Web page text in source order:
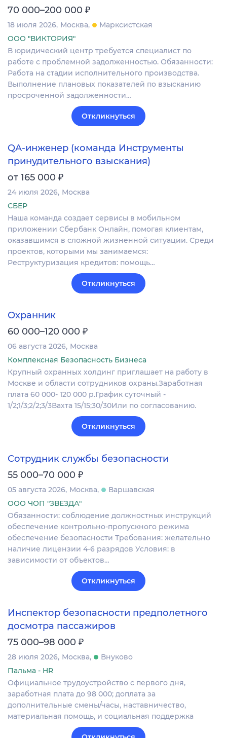
70 000–200 000 ₽
18 июля 2026 Москва
Марксистская
ООО "ВИКТОРИЯ"
В юридический центр требуется специалист по
работе с проблемной задолженностью. Обязанности:
Работа на стадии исполнительного производства.
Выполнение плановых показателей по взысканию
просроченной задолженности…
Откликнуться
QA-инженер (команда Инструменты
принудительного взыскания)
от 165 000 ₽
24 июля 2026 Москва
СБЕР
Наша команда создает сервисы в мобильном
приложении Сбербанк Онлайн, помогая клиентам,
оказавшимся в сложной жизненной ситуации. Среди
проектов, которыми мы занимаемся:
Реструктуризация кредитов: помощь…
Откликнуться
Охранник
60 000–120 000 ₽
06 августа 2026 Москва
Комплексная Безопасность Бизнеса
Крупный охранных холдинг приглашает на работу в
Москве и области сотрудников охраны.Заработная
плата 60 000- 120 000 р.График суточный -
1/2;1/3;2/2;3/3Вахта 15/15;30/30Или по согласованию.
Откликнуться
Сотрудник службы безопасности
55 000–70 000 ₽
05 августа 2026 Москва
Варшавская
ООО ЧОП "ЗВЕЗДА"
Обязанности: соблюдение должностных инструкций
обеспечение контрольно-пропускного режима
обеспечение безопасности Требования: желательно
наличие лицензии 4-6 разрядов Условия: в
зависимости от объектов…
Откликнуться
Инспектор безопасности предполетного
досмотра пассажиров
75 000–98 000 ₽
28 июля 2026 Москва
Внуково
Пальма - HR
Официальное трудоустройство с первого дня,
заработная плата до 98 000; доплата за
дополнительные смены/часы, наставничество,
материальная помощь, и социальная поддержка